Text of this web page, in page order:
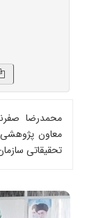
محمدرضا
معاون
تحقیقاتی